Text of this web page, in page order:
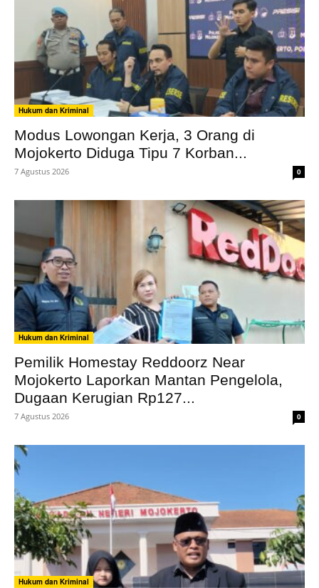
Hukum dan Kriminal
Modus Lowongan Kerja, 3 Orang di
Mojokerto Diduga Tipu 7 Korban...
7 Agustus 2026 0
Hukum dan Kriminal
Pemilik Homestay Reddoorz Near
Mojokerto Laporkan Mantan Pengelola,
Dugaan Kerugian Rp127...
7 Agustus 2026 0
Hukum dan Kriminal